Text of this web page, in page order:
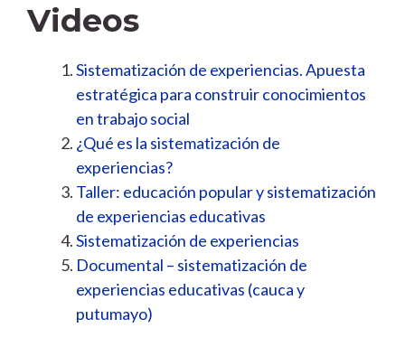
Videos
Sistematización de experiencias. Apuesta
estratégica para construir conocimientos
en trabajo social
¿Qué es la sistematización de
experiencias?
Taller: educación popular y sistematización
de experiencias educativas
Sistematización de experiencias
Documental – sistematización de
experiencias educativas (cauca y
putumayo)